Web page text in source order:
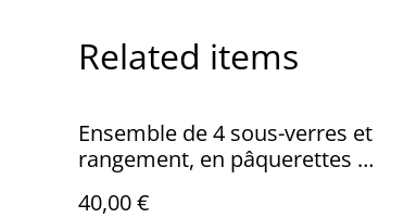
Related items
Ensemble de 4 sous-verres et
rangement, en pâquerettes et
40,00 €